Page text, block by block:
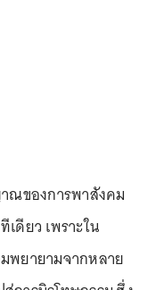
ณของการพาสังคม
ดียว เพราะใน
พยายามจากหลาย